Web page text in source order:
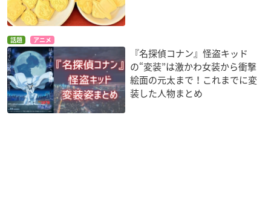
話題 アニメ
『名探偵コナン』怪盗キッド
の“変装”は激かわ女装から衝撃
絵面の元太まで！これまでに変
装した人物まとめ